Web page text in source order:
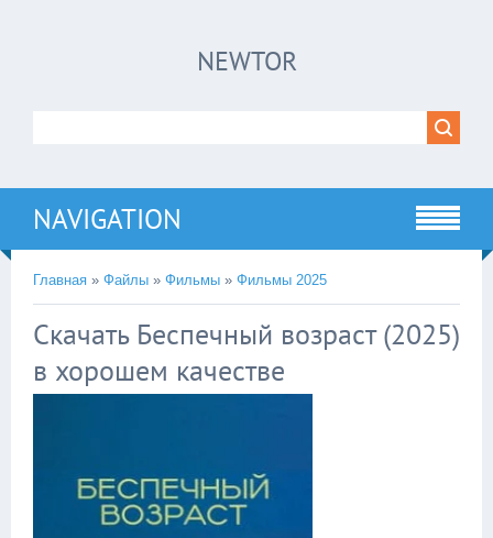
NEWTOR
NAVIGATION
Главная » Файлы » Фильмы » Фильмы 2025
Скачать Беспечный возраст (2025)
в хорошем качестве
!!!Если Вы с телефона сперва нажмите на